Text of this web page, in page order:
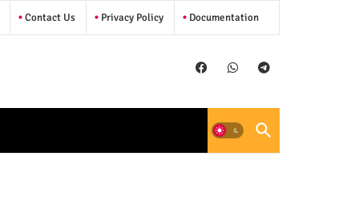
Contact Us Privacy Policy Documentation